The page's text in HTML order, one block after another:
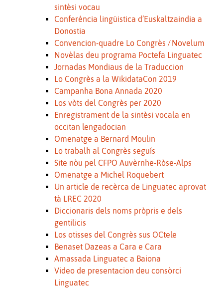
sintèsi vocau
Conferéncia lingüistica d’Euskaltzaindia a
Donostia
Convencion-quadre Lo Congrès ∕ Novelum
Novèlas deu programa Poctefa Linguatec
Jornadas Mondiaus de la Traduccion
Lo Congrès a la WikidataCon 2019
Campanha Bona Annada 2020
Los vòts del Congrès per 2020
Enregistrament de la sintèsi vocala en
occitan lengadocian
Omenatge a Bernard Moulin
Lo trabalh al Congrès seguís
Site nòu pel CFPO Auvèrnhe-Ròse-Alps
Omenatge a Michel Roquebert
Un article de recèrca de Linguatec aprovat
tà LREC 2020
Diccionaris dels noms pròpris e dels
gentilicis
Los otisses del Congrès sus OCtele
Benaset Dazeas a Cara e Cara
Amassada Linguatec a Baiona
Video de presentacion deu consòrci
Linguatec